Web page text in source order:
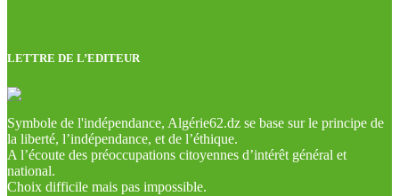
LETTRE DE L’EDITEUR
Symbole de l'indépendance, Algérie62.dz se base sur le principe de
la liberté, l’indépendance, et de l’éthique.
A l’écoute des préoccupations citoyennes d’intérêt général et
national.
Choix difficile mais pas impossible.